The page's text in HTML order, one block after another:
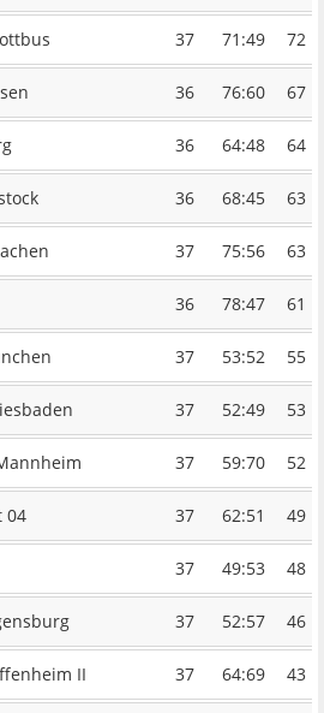
37 71:49 72
36 76:60 67
36 64:48 64
36 68:45 63
37 75:56 63
36 78:47 61
37 53:52 55
37 52:49 53
37 59:70 52
04 37 62:51 49
37 49:53 48
37 52:57 46
II 37 64:69 43